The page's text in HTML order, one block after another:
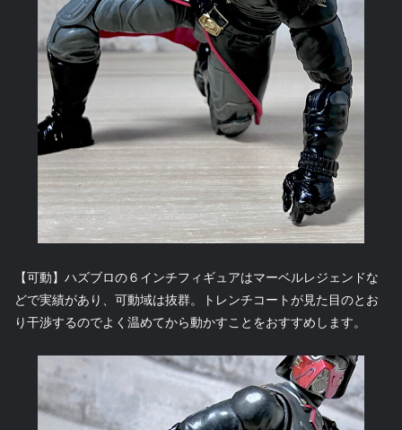
【可動】ハズブロの６インチフィギュアはマーベルレジェンドな
どで実績があり、可動域は抜群。トレンチコートが見た目のとお
り干渉するのでよく温めてから動かすことをおすすめします。